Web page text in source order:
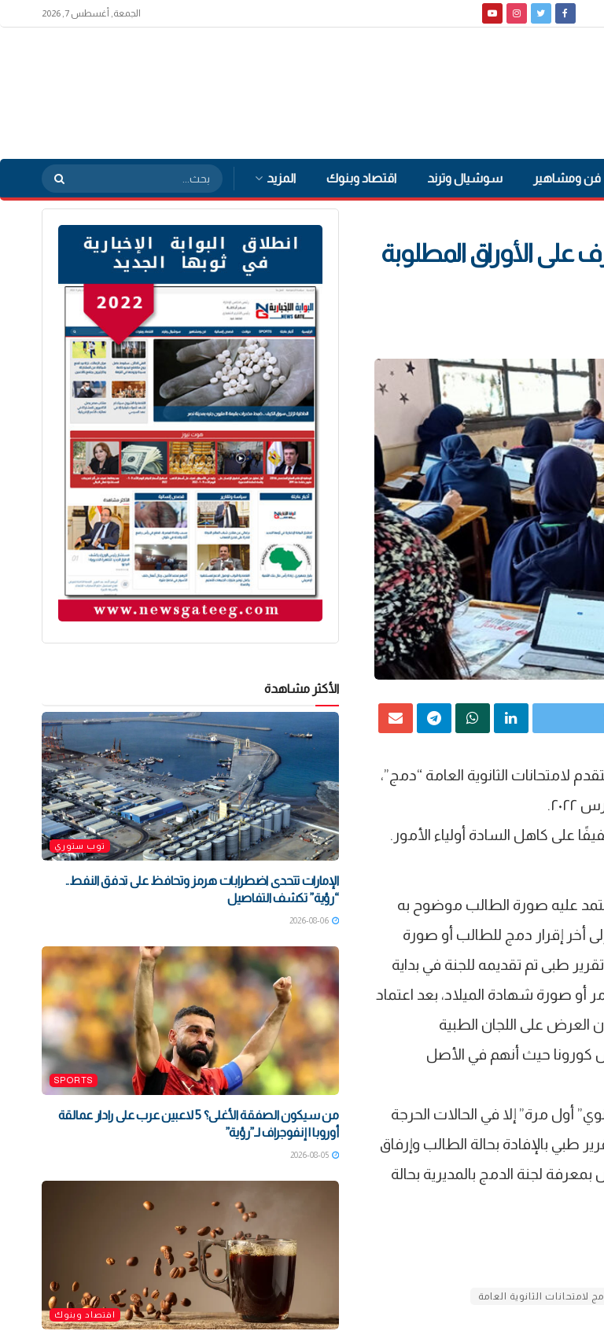
الجمعة, أغسطس 7, 2026
فن ومشاهير سوشيال وترند اقتصاد وبنوك المزيد
على الأوراق المطلوبة
لامتحانات الثانوية العامة “دمج”،
على كاهل السادة أولياء الأمور.
معتمد عليه صورة الطالب موضوح به
أخر إقرار دمج للطالب أو صورة
طبى تم تقديمه للجنة في بداية
أو صورة شهادة الميلاد، بعد اعتماد
العرض على اللجان الطبية
كورونا حيث أنهم في الأصل
أول مرة” إلا في الحالات الحرجة
طبي بالإفادة بحالة الطالب وإرفاق
لجنة الدمج بالمديرية بحالة
لامتحانات الثانوية العامة
الأكثر مشاهدة
توب ستوري
الإمارات تتحدى اضطرابات هرمز وتحافظ على تدفق النفط..
“رؤية” تكشف التفاصيل
2026-08-06
SPORTS
من سيكون الصفقة الأغلى؟ 5 لاعبين عرب على رادار عمالقة
أوروبا | إنفوجراف لـ”رؤية”
2026-08-05
اقتصاد وبنوك